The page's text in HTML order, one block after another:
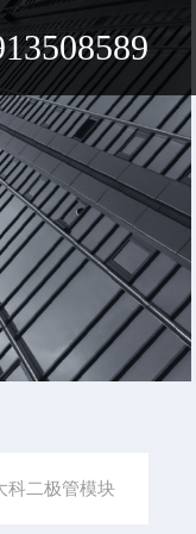
科二极管模块